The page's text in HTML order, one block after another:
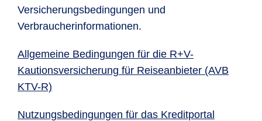
Versicherungsbedingungen und
Verbraucherinformationen.
Allgemeine Bedingungen für die R+V-
Kautionsversicherung für Reiseanbieter (AVB
KTV-R)
Nutzungsbedingungen für das Kreditportal